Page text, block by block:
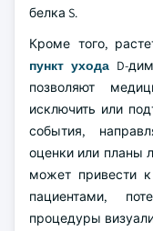
белка S.
Кроме того,
пункт уходаD-
позволяют
исключить или
события,
оценки или планы
может привести
пациентами,
процедуры